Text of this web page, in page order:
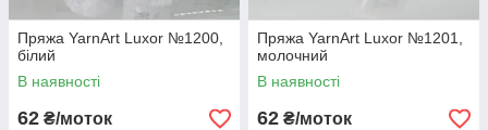
Пряжа YarnArt Luxor №1200,
білий
В наявності
62 ₴/моток
Пряжа YarnArt Luxor №1201,
молочний
В наявності
62 ₴/моток